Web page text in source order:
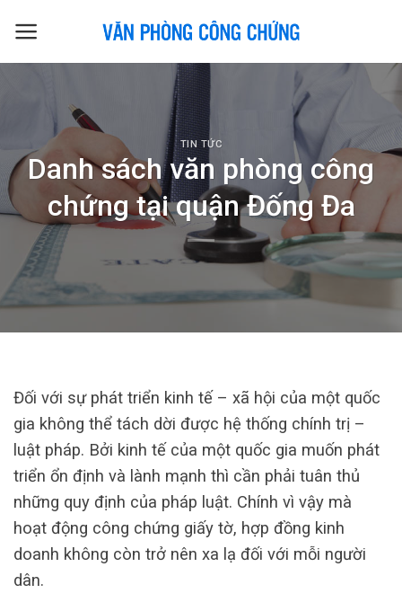
TIN TỨC
Danh sách văn phòng công
chứng tại quận Đống Đa
Đối với sự phát triển kinh tế – xã hội của một quốc
gia không thể tách dời được hệ thống chính trị –
luật pháp. Bởi kinh tế của một quốc gia muốn phát
triển ổn định và lành mạnh thì cần phải tuân thủ
những quy định của pháp luật. Chính vì vậy mà
hoạt động công chứng giấy tờ, hợp đồng kinh
doanh không còn trở nên xa lạ đối với mỗi người
dân.